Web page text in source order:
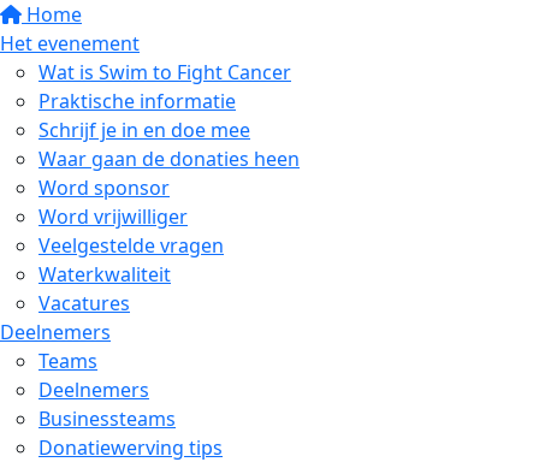
Home
Het evenement
Wat is Swim to Fight Cancer
Praktische informatie
Schrijf je in en doe mee
Waar gaan de donaties heen
Word sponsor
Word vrijwilliger
Veelgestelde vragen
Waterkwaliteit
Vacatures
Deelnemers
Teams
Deelnemers
Businessteams
Donatiewerving tips